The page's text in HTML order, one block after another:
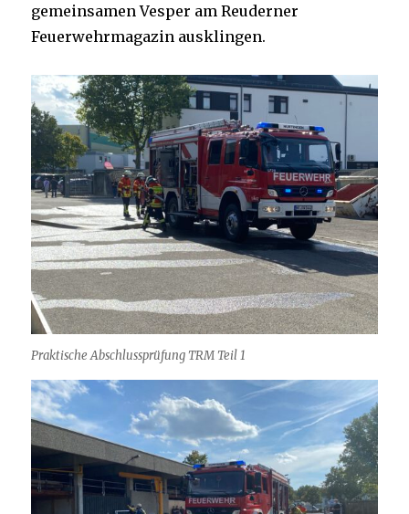
gemeinsamen Vesper am Reuderner
Feuerwehrmagazin ausklingen.
Praktische Abschlussprüfung TRM Teil 1